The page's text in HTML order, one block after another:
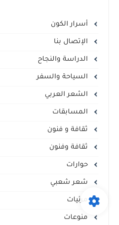
أسرار الكون
الإتصال بنا
الدراسة والنجاح
السياحة والسفر
الشعر العربي
المسابقات
ثقافة و فنون
ثقافة وفنون
حوارات
شعر شعبي
مرئيات
منوعات